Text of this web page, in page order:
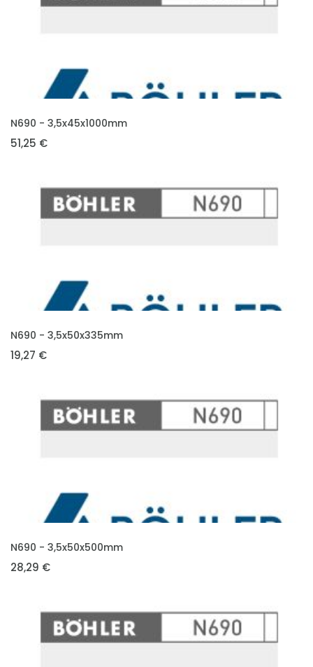
VLOŽIT DO KOŠÍKU
N690 - 3,5x45x1000mm
51,25 €
VLOŽIT DO KOŠÍKU
N690 - 3,5x50x335mm
19,27 €
VLOŽIT DO KOŠÍKU
N690 - 3,5x50x500mm
28,29 €